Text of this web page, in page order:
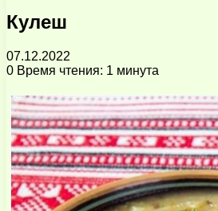
Кулеш
07.12.2022
0 Время чтения: 1 минута